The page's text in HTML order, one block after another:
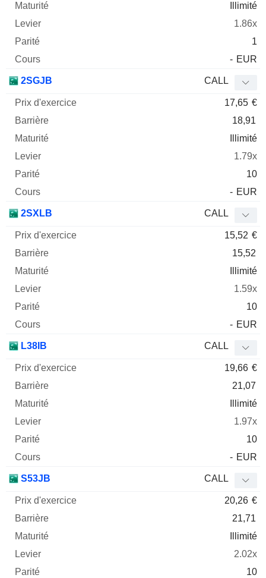
Illimité
1.86x
1
- EUR
2SGJB CALL
17,65 €
18,91
Illimité
1.79x
10
- EUR
2SXLB CALL
15,52 €
15,52
Illimité
1.59x
10
- EUR
L38IB CALL
19,66 €
21,07
Illimité
1.97x
10
- EUR
S53JB CALL
20,26 €
21,71
Illimité
2.02x
10